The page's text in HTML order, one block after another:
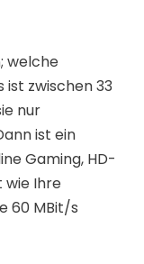
welche
ist zwischen 33
nur
ist ein
Gaming, HD-
wie Ihre
60 MBit/s